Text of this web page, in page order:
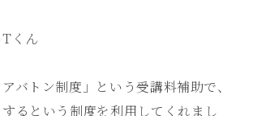
くん
バトン制度」という受講料補助で、
るという制度を利用してくれまし